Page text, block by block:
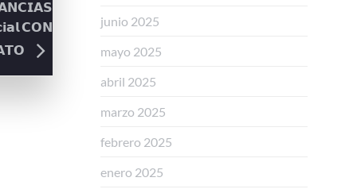
𝗖𝗢𝗡
junio 2025
mayo 2025
abril 2025
marzo 2025
febrero 2025
enero 2025